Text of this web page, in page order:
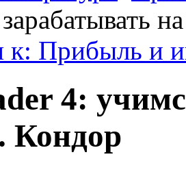
к: Прибыль и
4:
Кондор